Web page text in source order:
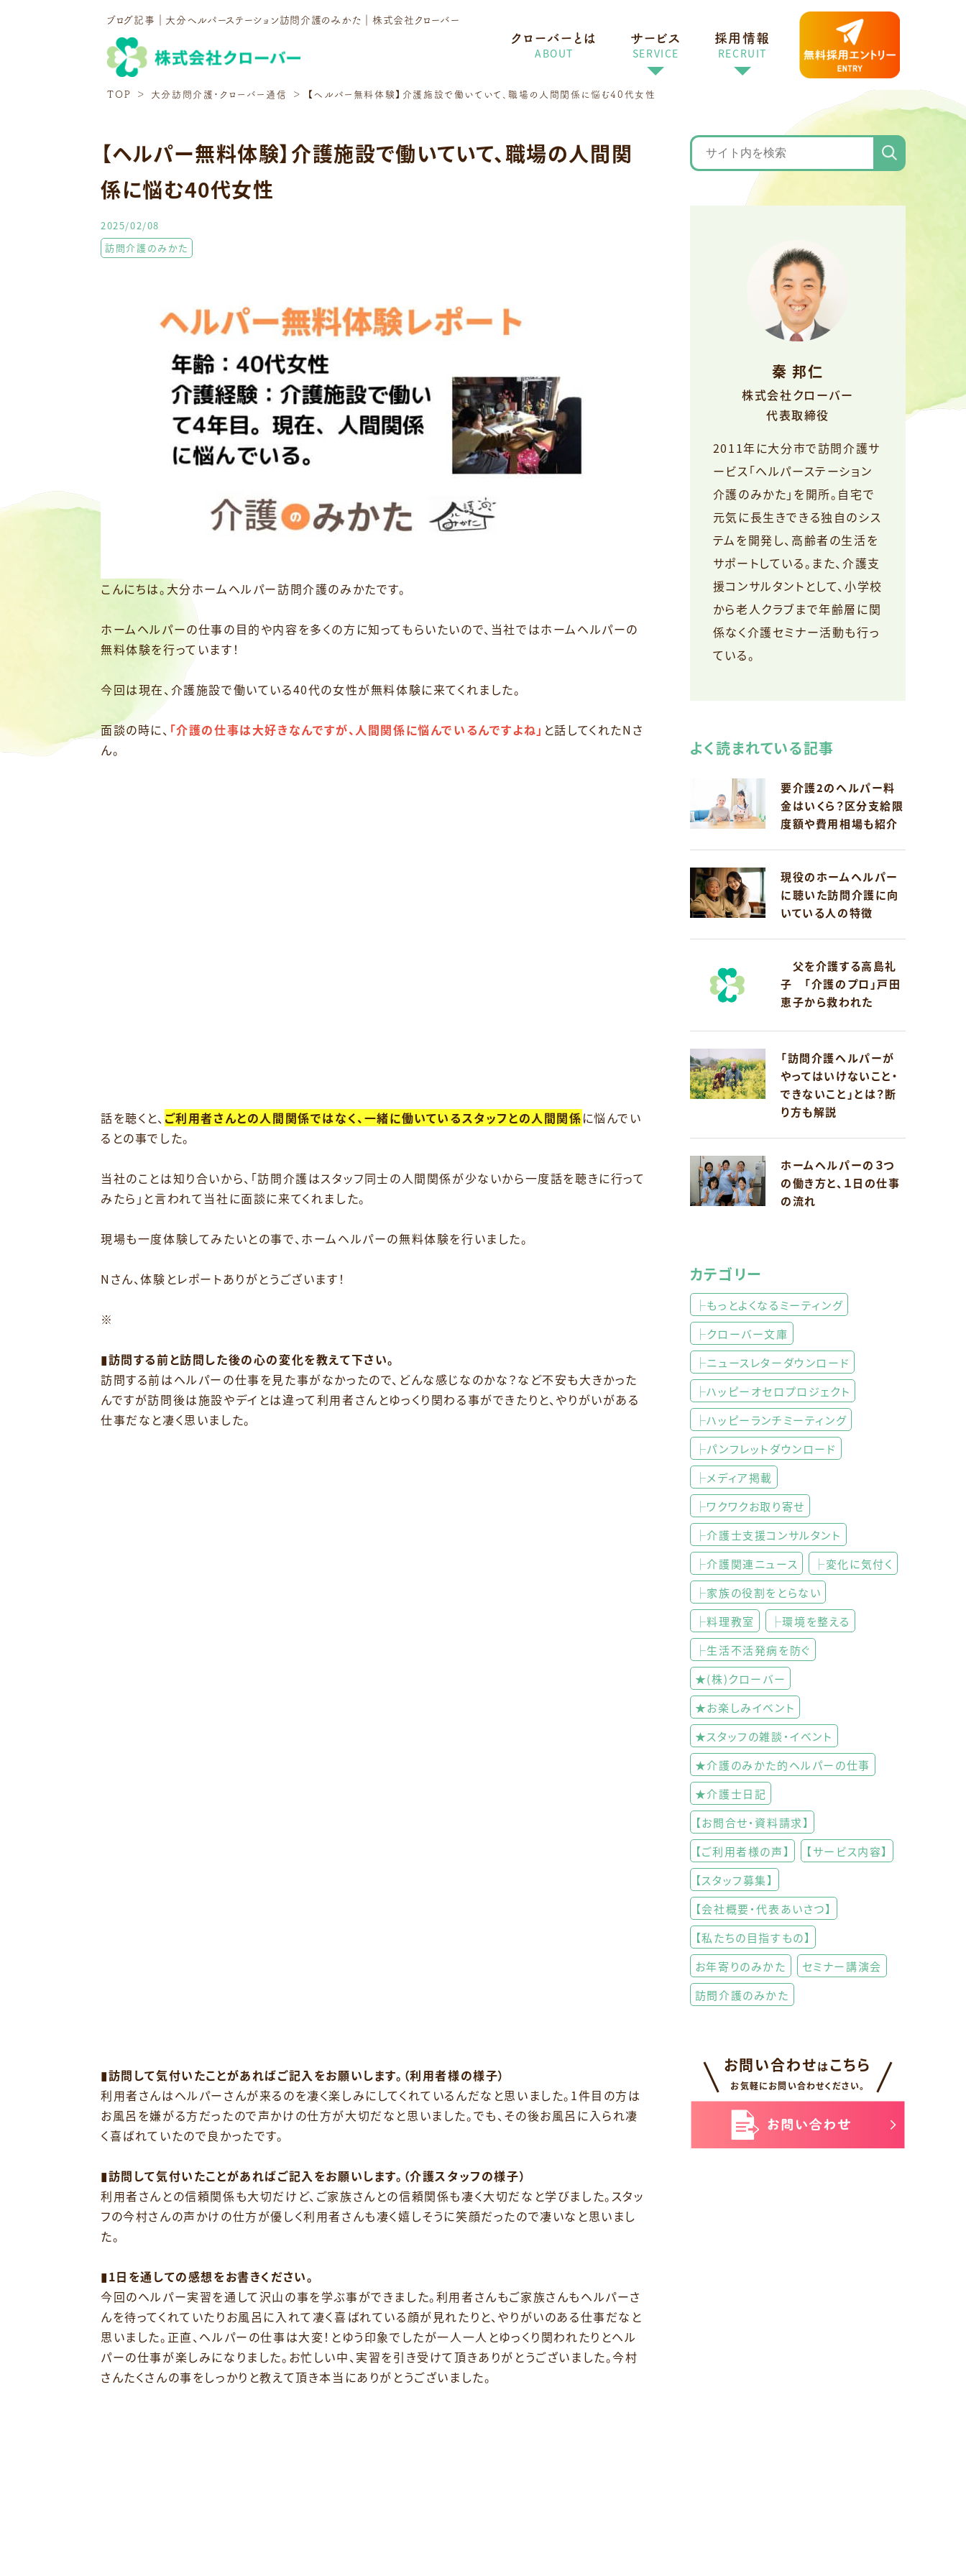
ブログ記事｜大分ヘルパーステーション訪問介護のみかた ｜株式会社クローバー
クローバーとは
ABOUT
サービス
SERVICE
採用情報
RECRUIT
TOP 大分訪問介護・クローバー通信 【ヘルパー無料体験】介護施設で働いていて、職場の人間関係に悩む40代女性
【ヘルパー無料体験】介護施設で働いていて、職場の人間関
係に悩む40代女性
2025/02/08
訪問介護のみかた
こんにちは。大分ホームヘルパー訪問介護のみかたです。
ホームヘルパーの仕事の目的や内容を多くの方に知ってもらいたいので、当社ではホームヘルパーの
無料体験を行っています！
今回は現在、介護施設で働いている40代の女性が無料体験に来てくれました。
面談の時に、 「介護の仕事は大好きなんですが、人間関係に悩んでいるんですよね」 と話してくれたNさ
ん。
話を聴くと、 ご利用者さんとの人間関係ではなく、一緒に働いているスタッフとの人間関係に悩んでい
るとの事でした。
当社のことは知り合いから、「訪問介護はスタッフ同士の人間関係が少ないから一度話を聴きに行って
みたら」と言われて当社に面談に来てくれました。
現場も一度体験してみたいとの事で、ホームヘルパーの無料体験を行いました。
Nさん、体験とレポートありがとうございます！
※
▮訪問する前と訪問した後の心の変化を教えて下さい。
訪問する前はヘルパーの仕事を見た事がなかったので、どんな感じなのかな？など不安も大きかった
んですが訪問後は施設やデイとは違って利用者さんとゆっくり関わる事ができたりと、やりがいがある
仕事だなと凄く思いました。
▮訪問して気付いたことがあればご記入をお願いします。（利用者様の様子）
利用者さんはヘルパーさんが来るのを凄く楽しみにしてくれているんだなと思いました。1件目の方は
お風呂を嫌がる方だったので声かけの仕方が大切だなと思いました。でも、その後お風呂に入られ凄
く喜ばれていたので良かったです。
▮訪問して気付いたことがあればご記入をお願いします。（介護スタッフの様子）
利用者さんとの信頼関係も大切だけど、ご家族さんとの信頼関係も凄く大切だなと学びました。スタッ
フの今村さんの声かけの仕方が優しく利用者さんも凄く嬉しそうに笑顔だったので凄いなと思いまし
た。
▮1日を通しての感想をお書きください。
今回のヘルパー実習を通して沢山の事を学ぶ事ができました。利用者さんもご家族さんもヘルパーさ
んを待ってくれていたりお風呂に入れて凄く喜ばれている顔が見れたりと、やりがいのある仕事だなと
思いました。正直、ヘルパーの仕事は大変！とゆう印象でしたが一人一人とゆっくり関われたりとヘル
パーの仕事が楽しみになりました。お忙しい中、実習を引き受けて頂きありがとうございました。今村
さんたくさんの事をしっかりと教えて頂き本当にありがとうございました。
秦 邦仁
株式会社クローバー
代表取締役
2011年に大分市で訪問介護サ
ービス「ヘルパーステーション
介護のみかた」を開所。自宅で
元気に長生きできる独自のシス
テムを開発し、高齢者の生活を
サポートしている。また、介護支
援コンサルタントとして、小学校
から老人クラブまで年齢層に関
係なく介護セミナー活動も行っ
ている。
よく読まれている記事
要介護2のヘルパー料
金はいくら？区分支給限
度額や費用相場も紹介
現役のホームヘルパー
に聴いた訪問介護に向
いている人の特徴
父を介護する高島礼
子 「介護のプロ」戸田
恵子から救われた
「訪問介護ヘルパーが
やってはいけないこと・
できないこと」とは？断
り方も解説
ホームヘルパーの３つ
の働き方と、１日の仕事
の流れ
カテゴリー
├もっとよくなるミーティング
├クローバー文庫
├ニュースレターダウンロード
├ハッピーオセロプロジェクト
├ハッピーランチミーティング
├パンフレットダウンロード
├メディア掲載
├ワクワクお取り寄せ
├介護士支援コンサルタント
├介護関連ニュース
├変化に気付く
├家族の役割をとらない
├料理教室
├環境を整える
├生活不活発病を防ぐ
★(株)クローバー
★お楽しみイベント
★スタッフの雑談・イベント
★介護のみかた的ヘルパーの仕事
★介護士日記
【お問合せ・資料請求】
【ご利用者様の声】
【サービス内容】
【スタッフ募集】
【会社概要・代表あいさつ】
【私たちの目指すもの】
お年寄りのみかた
セミナー講演会
訪問介護のみかた
お問い合わせはこちら
お気軽にお問い合わせください。